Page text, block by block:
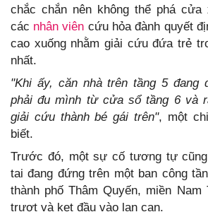
chắc chắn nên không thể phá cửa
các nhân viên cứu hỏa đành quyết
cao xuống nhằm giải cứu đứa trẻ
nhất.
"Khi ấy, căn nhà trên tầng 5 đang
phải đu mình từ cửa sổ tầng 6 và
giải cứu thành bé gái trên", một
biết.
Trước đó, một sự cố tương tự
tai đang đứng trên một ban công
thành phố Thâm Quyến, miền Nam
trượt và kẹt đầu vào lan can.